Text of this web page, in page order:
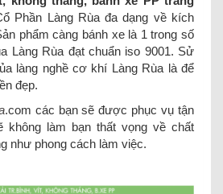
Phần Làng Rùa đa dạng về kích
phẩm càng bánh xe là 1 trong số
Làng Rùa đạt chuẩn iso 9001. Sử
làng nghề cơ khí Làng Rùa là để
đẹp.
.com các bạn sẽ được phục vụ tận
không làm bạn thất vọng về chất
như phong cách làm việc.